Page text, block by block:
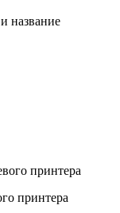
название
принтера